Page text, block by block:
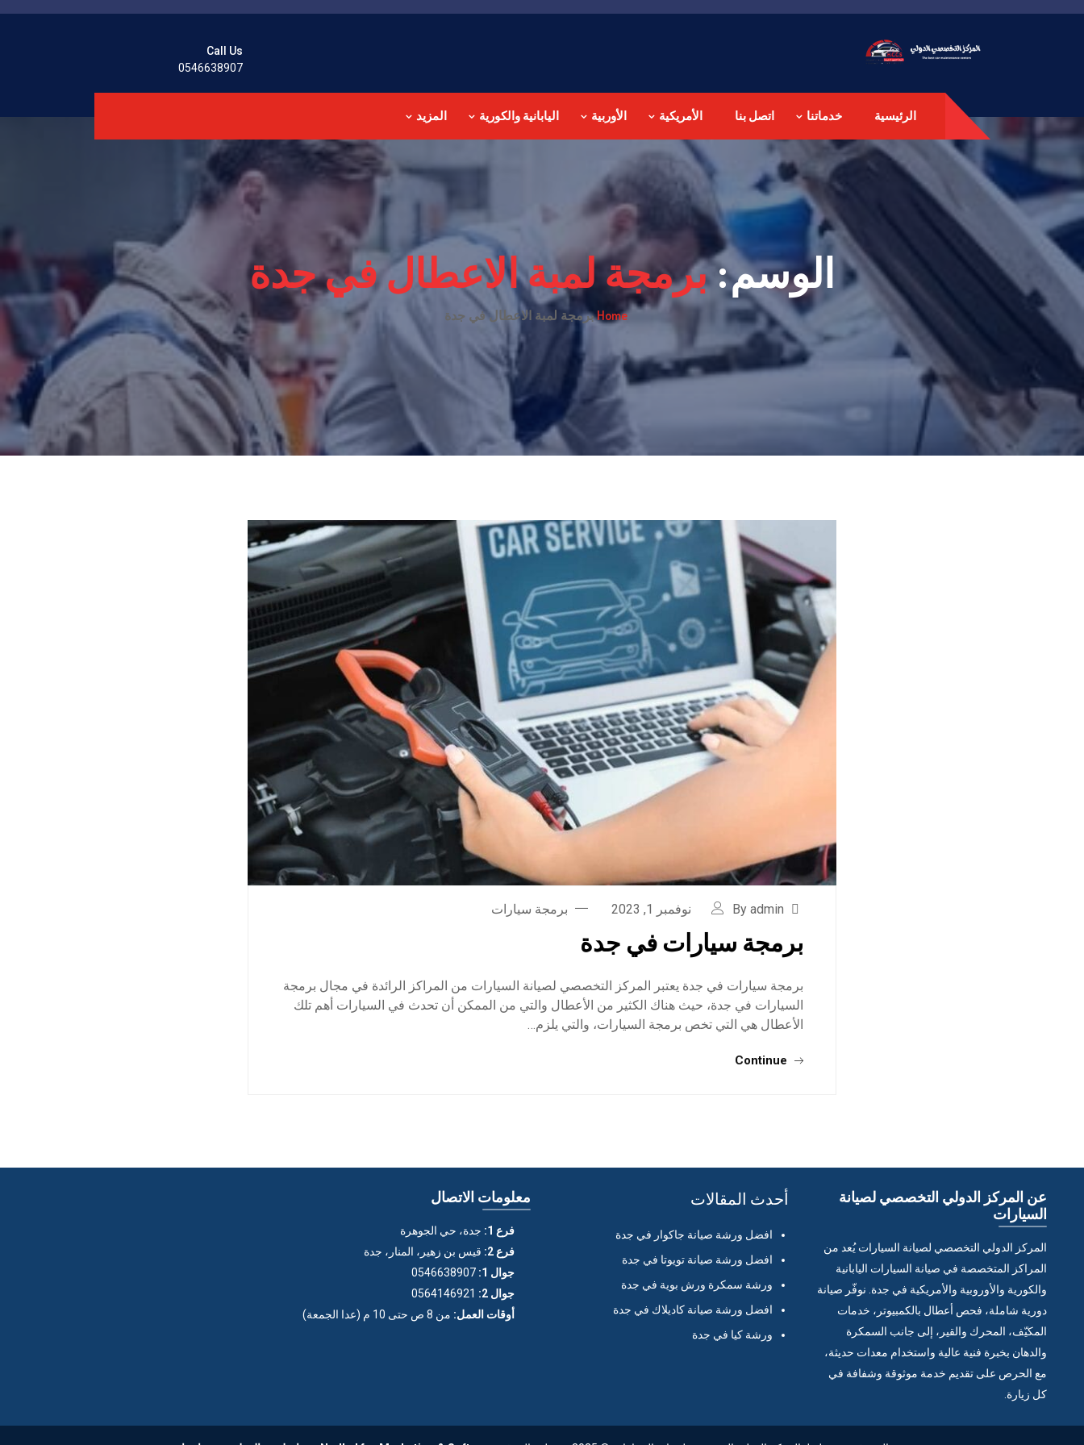
Call Us
0546638907
الرئيسية خدماتنا اتصل بنا الأمريكية الأوربية اليابانية والكورية المزيد
الوسم:برمجة لمبة الاعطال في جدة
Homeبرمجة لمبة الاعطال في جدة
By admin نوفمبر 1, 2023 برمجة سيارات
برمجة سيارات في جدة
برمجة سيارات في جدة يعتبر المركز التخصصي لصيانة السيارات من المراكز الرائدة في مجال برمجة
السيارات في جدة، حيث هناك الكثير من الأعطال والتي من الممكن أن تحدث في السيارات أهم تلك
الأعطال هي التي تخص برمجة السيارات، والتي يلزم…
Continue
عن المركز الدولي التخصصي لصيانة
السيارات
المركز الدولي التخصصي لصيانة السيارات يُعد من
المراكز المتخصصة في صيانة السيارات اليابانية
والكورية والأوروبية والأمريكية في جدة. نوفّر صيانة
دورية شاملة، فحص أعطال بالكمبيوتر، خدمات
المكيّف، المحرك والقير، إلى جانب السمكرة
والدهان بخبرة فنية عالية واستخدام معدات حديثة،
مع الحرص على تقديم خدمة موثوقة وشفافة في
كل زيارة.
أحدث المقالات
افضل ورشة صيانة جاكوار في جدة
افضل ورشة صيانة تويوتا في جدة
ورشة سمكرة ورش بوية في جدة
افضل ورشة صيانة كاديلاك في جدة
ورشة كيا في جدة
معلومات الاتصال
فرع 1:
جدة، حي الجوهرة
فرع 2:
قيس بن زهير، المنار، جدة
جوال 1:
0546638907
جوال 2:
0564146921
أوقات العمل: من 8 ص حتى 10 م (عدا الجمعة)